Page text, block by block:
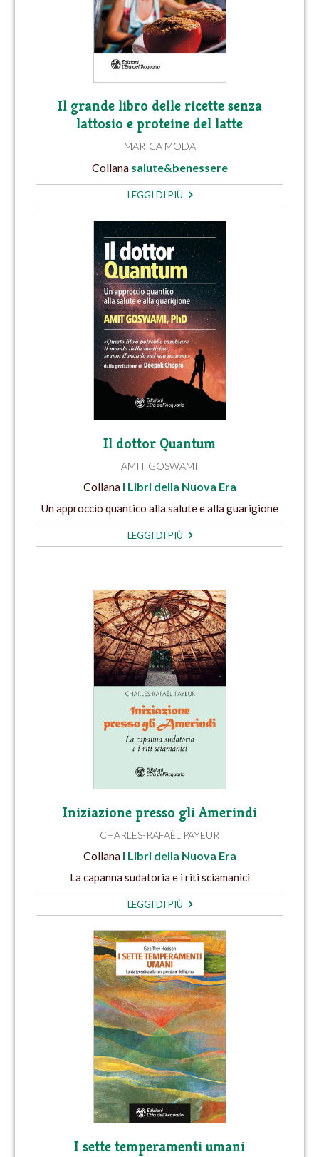
Il grande libro delle ricette senza
lattosio e proteine del latte
MARICA MODA
Collana salute&benessere
LEGGI DI PIÙ
Il dottor Quantum
AMIT GOSWAMI
Collana I Libri della Nuova Era
Un approccio quantico alla salute e alla guarigione
LEGGI DI PIÙ
Iniziazione presso gli Amerindi
CHARLES-RAFAËL PAYEUR
Collana I Libri della Nuova Era
La capanna sudatoria e i riti sciamanici
LEGGI DI PIÙ
I sette temperamenti umani